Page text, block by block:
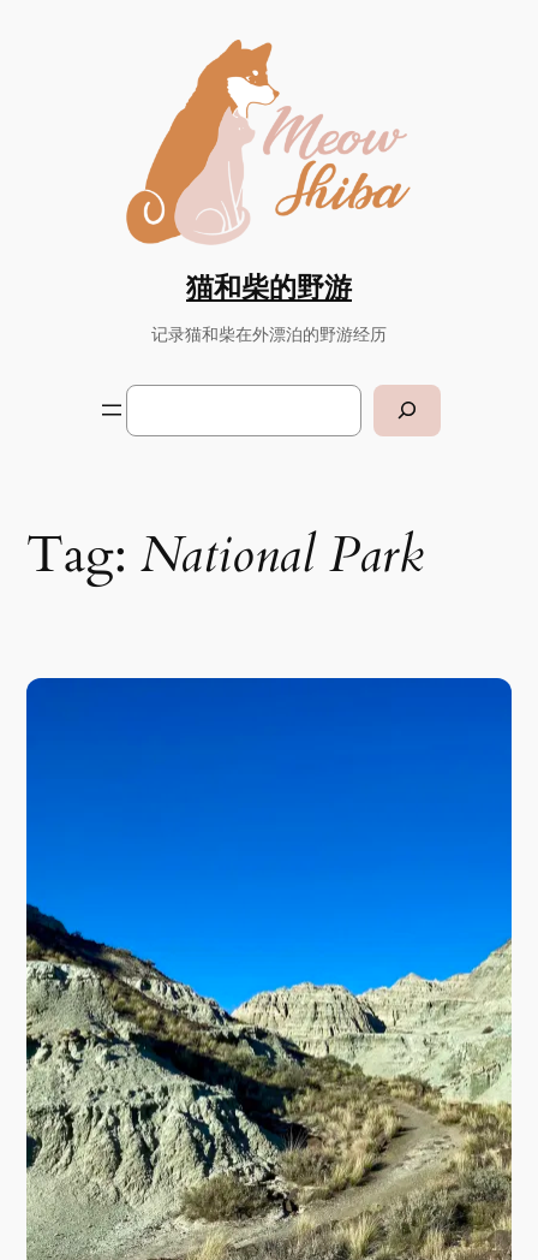
猫和柴的野游
记录猫和柴在外漂泊的野游经历
Search
Tag:National Park